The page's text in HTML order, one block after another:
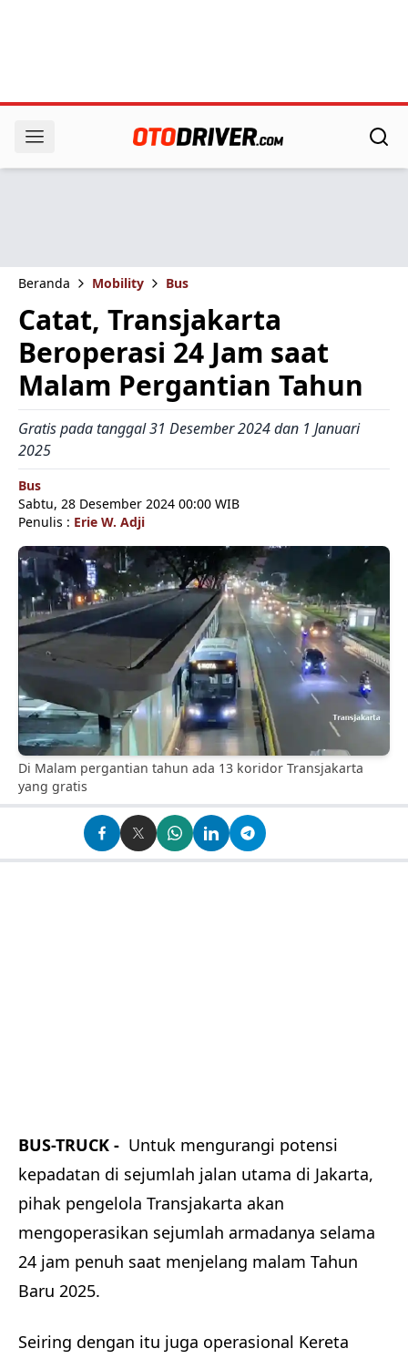
Beranda Mobility Bus
Catat, Transjakarta
Beroperasi 24 Jam saat
Malam Pergantian Tahun
Gratis pada tanggal 31 Desember 2024 dan 1 Januari
2025
Bus
Sabtu, 28 Desember 2024 00:00 WIB
Penulis : Erie W. Adji
Di Malam pergantian tahun ada 13 koridor Transjakarta
yang gratis
BUS-TRUCK - Untuk mengurangi potensi
kepadatan di sejumlah jalan utama di Jakarta,
pihak pengelola Transjakarta akan
mengoperasikan sejumlah armadanya selama
24 jam penuh saat menjelang malam Tahun
Baru 2025.
Seiring dengan itu juga operasional Kereta